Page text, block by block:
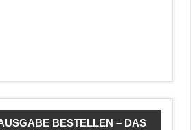
BESTELLEN – DAS